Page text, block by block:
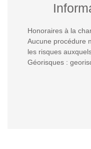
Honoraires à la
Aucune procédure
les risques
Géorisques :